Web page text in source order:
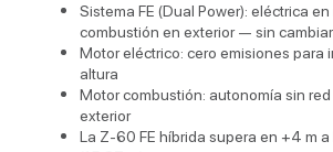
Sistema FE (Dual Power): eléctrica en
combustión en exterior — sin
Motor eléctrico: cero emisiones para
altura
Motor combustión: autonomía sin
exterior
La Z-60 FE híbrida supera en +4 m